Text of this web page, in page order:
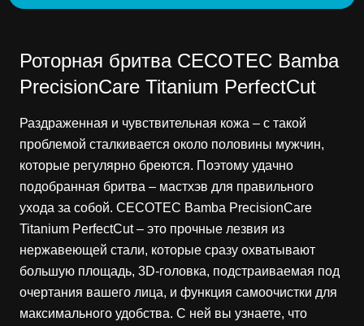
Роторная бритва CECOTEC Bamba
PrecisionCare Titanium PerfectCut
Раздраженная и чувствительная кожа – с такой
проблемой сталкивается около половины мужчин,
которые регулярно бреются. Поэтому удачно
подобранная бритва – мастхэв для правильного
ухода за собой. CECOTEC Bamba PrecisionCare
Titanium PerfectCut – это прочные лезвия из
нержавеющей стали, которые сразу охватывают
большую площадь, 3D-головка, подстраиваемая под
очертания вашего лица, и функция самоочистки для
максимального удобства. С ней вы узнаете, что